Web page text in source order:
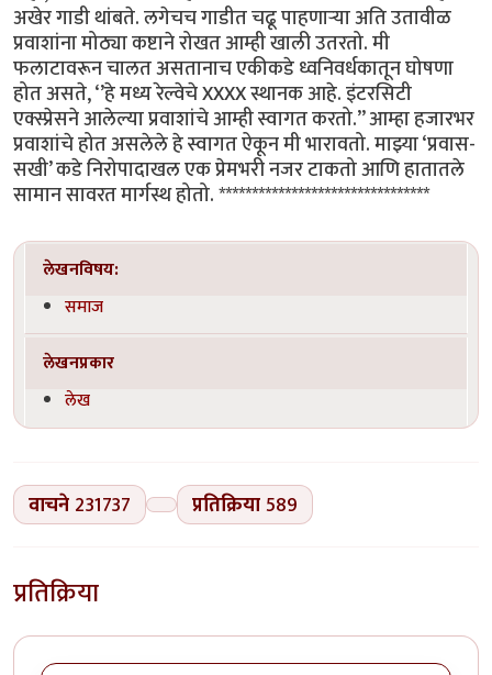
अखेर गाडी थांबते. लगेचच गाडीत चढू पाहणाऱ्या अति उतावीळ
प्रवाशांना मोठ्या कष्टाने रोखत आम्ही खाली उतरतो. मी
फलाटावरून चालत असतानाच एकीकडे ध्वनिवर्धकातून घोषणा
होत असते, ‘’हे मध्य रेल्वेचे XXXX स्थानक आहे. इंटरसिटी
एक्स्प्रेसने आलेल्या प्रवाशांचे आम्ही स्वागत करतो.’’ आम्हा हजारभर
प्रवाशांचे होत असलेले हे स्वागत ऐकून मी भारावतो. माझ्या ‘प्रवास-
सखी’ कडे निरोपादाखल एक प्रेमभरी नजर टाकतो आणि हातातले
सामान सावरत मार्गस्थ होतो. ********************************
लेखनविषय:
समाज
लेखनप्रकार
लेख
वाचने 231737 प्रतिक्रिया589
प्रतिक्रिया